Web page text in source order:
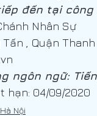
đến tại
Nhân Sự
Tấn , Quận
ngôn ngữ:
hạn: 04/09/2020
Hà Nội